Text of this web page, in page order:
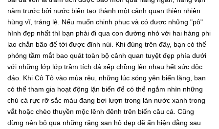
năm trước bởi nước biển tạo thành một cảnh quan thiên nhiên
hùng vĩ, tráng lệ. Nếu muốn chinh phục và có được những "pô"
hình đẹp nhất thì bạn phải đi qua con đường nhỏ với hai hàng phi
lao chắn bão để tới được đỉnh núi. Khi đúng trên đây, bạn có thể
phóng tầm mắt bao quát toàn bộ cảnh quan tuyệt đẹp phía dưới
với những lớp lớp trầm tích đá xếp chồng lên nhau hết sức độc
đáo. Khi Cô Tô vào mùa rêu, những lúc sóng yên biển lặng, bạn
có thể tham gia hoạt động lặn biển để có thể ngắm nhìn những
chú cá rực rỡ sắc màu đang bơi lượn trong làn nước xanh trong
vắt hoặc chèo thuyền mộc lênh đênh trên biển câu cá. Cũng
đừng nên bỏ qua những rặng san hô đẹp đẽ ẩn hiện đằng sau